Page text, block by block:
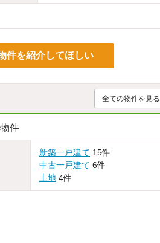
件を紹介してほしい
全ての物件を見る
件
新築一戸建て 15件
中古一戸建て 6件
土地 4件